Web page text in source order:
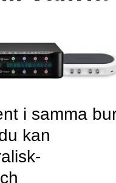
i samma
kan